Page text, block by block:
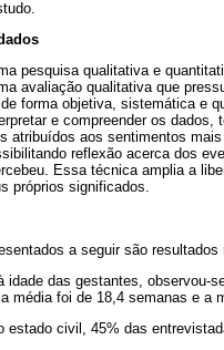
pesquisa qualitativa e
avaliação qualitativa que
forma objetiva, sistemática e
e compreender os
atribuídos aos sentimentos
reflexão acerca dos
Essa técnica amplia a
próprios significados.
a seguir são
idade das gestantes, observou-
média foi de 18,4 semanas e a
estado civil, 45% das